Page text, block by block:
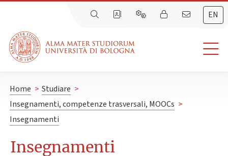
EN
Home > Studiare >
Insegnamenti, competenze trasversali, MOOCs >
Insegnamenti
Insegnamenti